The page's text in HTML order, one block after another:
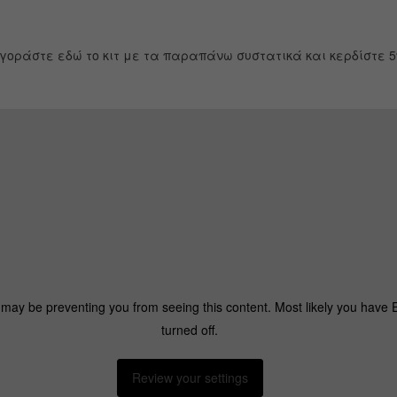
εδώ το κιτ με τα παραπάνω συστατικά και κερδίστε
be preventing you from seeing this content. Most likely you have
turned off.
Review your settings